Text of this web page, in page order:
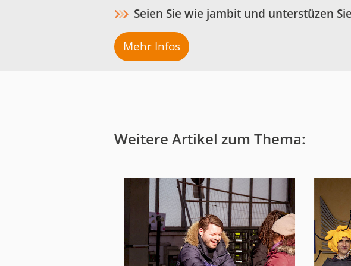
Seien Sie wie jambit und unterstüzen
Mehr Infos
Weitere Artikel zum Thema: